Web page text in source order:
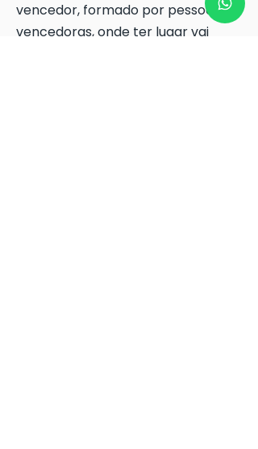
vencedor, formado por pessoas
vencedoras, onde ter lugar vai